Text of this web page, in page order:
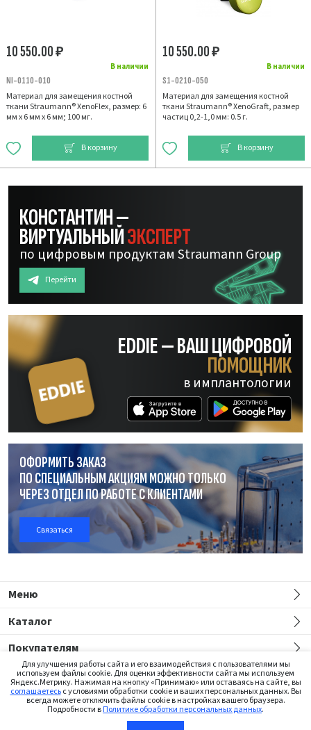
В наличии
10 550.00₽
NI-0110-010
Материал для замещения костной
ткани Straumann® XenoFlex, размер: 6
мм х 6 мм х 6 мм; 100 мг.
В корзину
В наличии
10 550.00₽
S1-0210-050
Материал для замещения костной
ткани Straumann® XenoGraft, размер
частиц 0,2-1,0 мм: 0.5 г.
В корзину
КОНСТАНТИН —
ВИРТУАЛЬНЫЙЭКСПЕРТ
по цифровым продуктам Straumann Group
Перейти
EDDIE — ВАШ ЦИФРОВОЙ
ПОМОЩНИК
в имплантологии
ОФОРМИТЬ ЗАКАЗ
ПО СПЕЦИАЛЬНЫМ АКЦИЯМ МОЖНО ТОЛЬКО
ЧЕРЕЗ ОТДЕЛПО РАБОТЕС КЛИЕНТАМИ
Связаться
Меню
Каталог
Покупателям
Сайт предназначен только для медицинских работников
Для улучшения работы сайта и его взаимодействия с пользователями мы
используем файлы cookie. Для оценки эффективности сайта мы используем
Яндекс.Метрику. Нажимая на кнопку «Принимаю» или оставаясь на сайте, вы
соглашаетесьс условиями обработки cookie и ваших персональных данных. Вы
всегда можете отключить файлы cookie в настройках вашего браузера.
Подробности вПолитике обработки персональных данных.